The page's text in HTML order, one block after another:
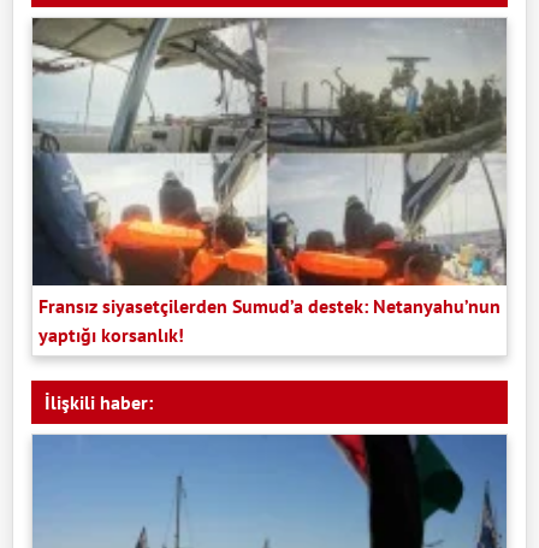
Fransız siyasetçilerden Sumud’a destek: Netanyahu’nun
yaptığı korsanlık!
İlişkili haber: